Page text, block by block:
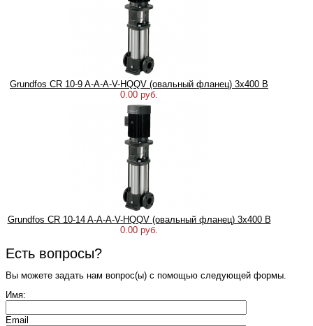
Grundfos CR 10-9 A-A-A-V-HQQV (овальный фланец) 3х400 В
0.00 руб.
Grundfos CR 10-14 A-A-A-V-HQQV (овальный фланец) 3х400 В
0.00 руб.
Есть вопросы?
Вы можете задать нам вопрос(ы) с помощью следующей формы.
Имя:
Email